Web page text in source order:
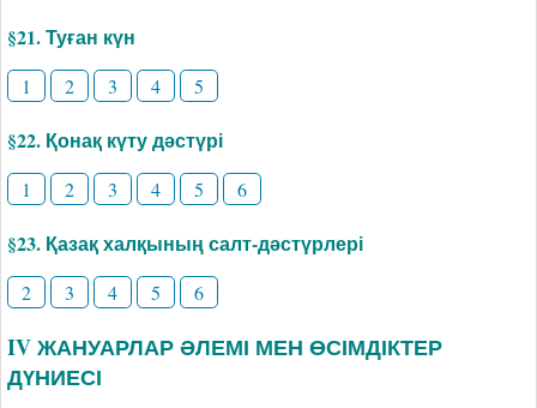
§21. Туған күн
1 2 3 4 5
§22. Қонақ күту дәстүрі
1 2 3 4 5 6
§23. Қазақ халқының салт-дәстүрлері
2 3 4 5 6
IV ЖАНУАРЛАР ӘЛЕМІ МЕН ӨСІМДІКТЕР
ДҮНИЕСІ